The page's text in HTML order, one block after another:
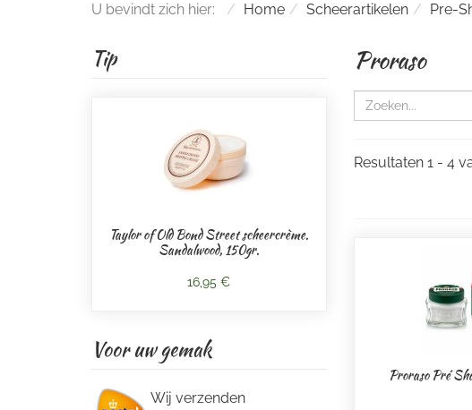
U bevindt zich hier: Home Scheerartikelen Pre-
Proraso
Resultaten 1 - 4
Proraso Pré
Tip
Taylor of Old Bond Street scheercrème.
Sandalwood, 150gr.
16,95 €
Voor uw gemak
Wij verzenden